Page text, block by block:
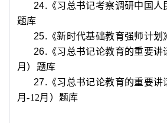
24. 《习总书记考察调研中国人
题库
25. 《新时代基础教育强师计划
26. 《习总书记论教育的重要讲
月）题库
27. 《习总书记论教育的重要讲
月-12月）题库